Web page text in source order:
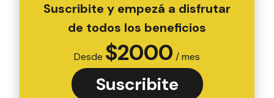
Suscribite y empezá a disfrutar
de todos los beneficios
Desde $2000 / mes
Suscribite